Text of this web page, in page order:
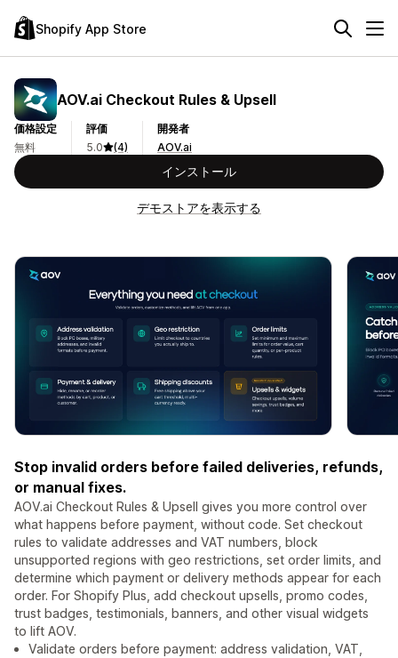
Shopify App Store
AOV.ai Checkout Rules & Upsell
価格設定
無料
評価
5.0
(4)
開発者
AOV.ai
インストール
デモストアを表示する
Stop invalid orders before failed deliveries, refunds,
or manual fixes.
AOV.ai Checkout Rules & Upsell gives you more control over
what happens before payment, without code. Set checkout
rules to validate addresses and VAT numbers, block
unsupported regions with geo restrictions, set order limits, and
determine which payment or delivery methods appear for each
order. For Shopify Plus, add checkout upsells, promo codes,
trust badges, testimonials, banners, and other visual widgets
to lift AOV.
Validate orders before payment: address validation, VAT,